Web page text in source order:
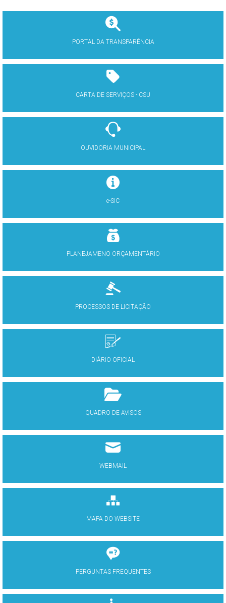
PORTAL DA TRANSPARÊNCIA
CARTA DE SERVIÇOS - CSU
OUVIDORIA MUNICIPAL
e-SIC
PLANEJAMENO ORÇAMENTÁRIO
PROCESSOS DE LICITAÇÃO
DIÁRIO OFICIAL
QUADRO DE AVISOS
WEBMAIL
MAPA DO WEBSITE
PERGUNTAS FREQUENTES